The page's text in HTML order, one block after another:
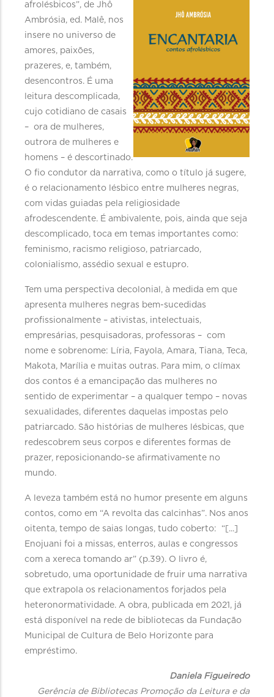
afrolésbicos”, de Jhô
Ambrósia, ed. Malê, nos
insere no universo de
amores, paixões,
prazeres, e, também,
desencontros. É uma
leitura descomplicada,
cujo cotidiano de casais
– ora de mulheres,
outrora de mulheres e
homens – é descortinado.
O fio condutor da narrativa, como o título já sugere,
é o relacionamento lésbico entre mulheres negras,
com vidas guiadas pela religiosidade
afrodescendente. É ambivalente, pois, ainda que seja
descomplicado, toca em temas importantes como:
feminismo, racismo religioso, patriarcado,
colonialismo, assédio sexual e estupro.
Tem uma perspectiva decolonial, à medida em que
apresenta mulheres negras bem-sucedidas
profissionalmente – ativistas, intelectuais,
empresárias, pesquisadoras, professoras – com
nome e sobrenome: Líria, Fayola, Amara, Tiana, Teca,
Makota, Marília e muitas outras. Para mim, o clímax
dos contos é a emancipação das mulheres no
sentido de experimentar – a qualquer tempo – novas
sexualidades, diferentes daquelas impostas pelo
patriarcado. São histórias de mulheres lésbicas, que
redescobrem seus corpos e diferentes formas de
prazer, reposicionando-se afirmativamente no
mundo.
A leveza também está no humor presente em alguns
contos, como em “A revolta das calcinhas”. Nos anos
oitenta, tempo de saias longas, tudo coberto: “[...]
Enojuani foi a missas, enterros, aulas e congressos
com a xereca tomando ar” (p.39). O livro é,
sobretudo, uma oportunidade de fruir uma narrativa
que extrapola os relacionamentos forjados pela
heteronormatividade. A obra, publicada em 2021, já
está disponível na rede de bibliotecas da Fundação
Municipal de Cultura de Belo Horizonte para
empréstimo.
Daniela Figueiredo
Gerência de Bibliotecas Promoção da Leitura e da